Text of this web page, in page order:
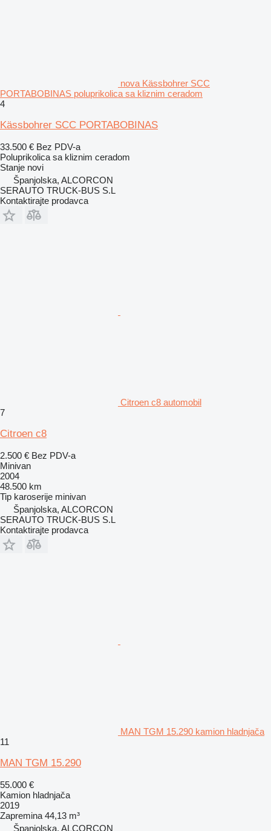
nova Kässbohrer SCC
PORTABOBINAS poluprikolica sa kliznim ceradom
4
Kässbohrer SCC PORTABOBINAS
33.500 € Bez PDV-a
Poluprikolica sa kliznim ceradom
Stanje novi
Španjolska, ALCORCON
SERAUTO TRUCK-BUS S.L
Kontaktirajte prodavca
Citroen c8 automobil
7
Citroen c8
2.500 € Bez PDV-a
Minivan
2004
48.500 km
Tip karoserije minivan
Španjolska, ALCORCON
SERAUTO TRUCK-BUS S.L
Kontaktirajte prodavca
MAN TGM 15.290 kamion hladnjača
11
MAN TGM 15.290
55.000 €
Kamion hladnjača
2019
Zapremina 44,13 m³
Španjolska, ALCORCON